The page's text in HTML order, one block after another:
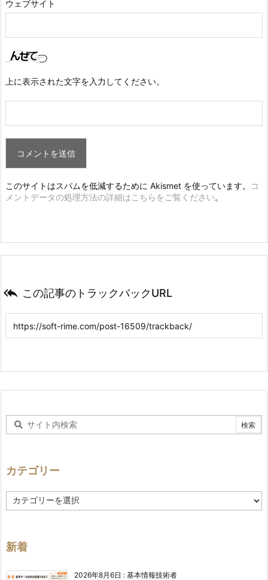
ウェブサイト
上に表示された文字を入力してください。
このサイトはスパムを低減するために Akismet を使っています。
コ
メントデータの処理方法の詳細はこちらをご覧ください。
 この記事のトラックバックURL
カテゴリー
テ
ー
新着
2026年8月6日 : 基本情報技術者